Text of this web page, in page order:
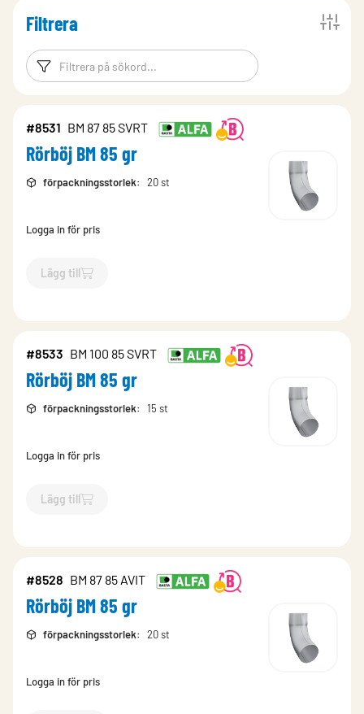
Filtrera
Filtreringsord Filtrera
#8531 BM 87 85 SVRT
Rörböj BM 85 gr
förpackningsstorlek: 20 st
Logga in för pris
Lägg till
`$Lägg till
#8533 BM 100 85 SVRT
Rörböj BM 85 gr
förpackningsstorlek: 15 st
Logga in för pris
Lägg till
`$Lägg till
#8528 BM 87 85 AVIT
Rörböj BM 85 gr
förpackningsstorlek: 20 st
Logga in för pris